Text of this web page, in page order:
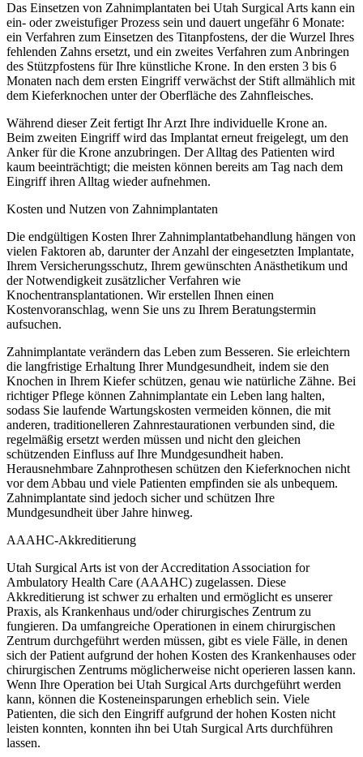
Das Einsetzen von Zahnimplantaten bei Utah Surgical Arts kann ein
ein- oder zweistufiger Prozess sein und dauert ungefähr 6 Monate:
ein Verfahren zum Einsetzen des Titanpfostens, der die Wurzel Ihres
fehlenden Zahns ersetzt, und ein zweites Verfahren zum Anbringen
des Stützpfostens für Ihre künstliche Krone. In den ersten 3 bis 6
Monaten nach dem ersten Eingriff verwächst der Stift allmählich mit
dem Kieferknochen unter der Oberfläche des Zahnfleisches.
Während dieser Zeit fertigt Ihr Arzt Ihre individuelle Krone an.
Beim zweiten Eingriff wird das Implantat erneut freigelegt, um den
Anker für die Krone anzubringen. Der Alltag des Patienten wird
kaum beeinträchtigt; die meisten können bereits am Tag nach dem
Eingriff ihren Alltag wieder aufnehmen.
Kosten und Nutzen von Zahnimplantaten
Die endgültigen Kosten Ihrer Zahnimplantatbehandlung hängen von
vielen Faktoren ab, darunter der Anzahl der eingesetzten Implantate,
Ihrem Versicherungsschutz, Ihrem gewünschten Anästhetikum und
der Notwendigkeit zusätzlicher Verfahren wie
Knochentransplantationen. Wir erstellen Ihnen einen
Kostenvoranschlag, wenn Sie uns zu Ihrem Beratungstermin
aufsuchen.
Zahnimplantate verändern das Leben zum Besseren. Sie erleichtern
die langfristige Erhaltung Ihrer Mundgesundheit, indem sie den
Knochen in Ihrem Kiefer schützen, genau wie natürliche Zähne. Bei
richtiger Pflege können Zahnimplantate ein Leben lang halten,
sodass Sie laufende Wartungskosten vermeiden können, die mit
anderen, traditionelleren Zahnrestaurationen verbunden sind, die
regelmäßig ersetzt werden müssen und nicht den gleichen
schützenden Einfluss auf Ihre Mundgesundheit haben.
Herausnehmbare Zahnprothesen schützen den Kieferknochen nicht
vor dem Abbau und viele Patienten empfinden sie als unbequem.
Zahnimplantate sind jedoch sicher und schützen Ihre
Mundgesundheit über Jahre hinweg.
AAAHC-Akkreditierung
Utah Surgical Arts ist von der Accreditation Association for
Ambulatory Health Care (AAAHC) zugelassen. Diese
Akkreditierung ist schwer zu erhalten und ermöglicht es unserer
Praxis, als Krankenhaus und/oder chirurgisches Zentrum zu
fungieren. Da umfangreiche Operationen in einem chirurgischen
Zentrum durchgeführt werden müssen, gibt es viele Fälle, in denen
sich der Patient aufgrund der hohen Kosten des Krankenhauses oder
chirurgischen Zentrums möglicherweise nicht operieren lassen kann.
Wenn Ihre Operation bei Utah Surgical Arts durchgeführt werden
kann, können die Kosteneinsparungen erheblich sein. Viele
Patienten, die sich den Eingriff aufgrund der hohen Kosten nicht
leisten konnten, konnten ihn bei Utah Surgical Arts durchführen
lassen.